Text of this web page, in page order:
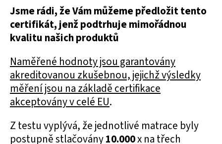
Jsme rádi, že Vám můžeme předložit tento
certifikát, jenž podtrhuje mimořádnou
kvalitu našich produktů
Naměřené hodnoty jsou garantovány
akreditovanou zkušebnou, jejichž výsledky
měření jsou na základě certifikace
akceptovány v celé EU.
Z testu vyplývá, že jednotlivé matrace byly
postupně stlačovány10.000x na třech